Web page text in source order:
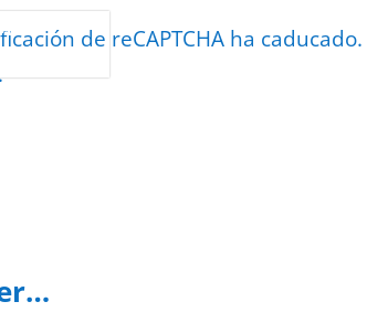
de reCAPTCHA ha